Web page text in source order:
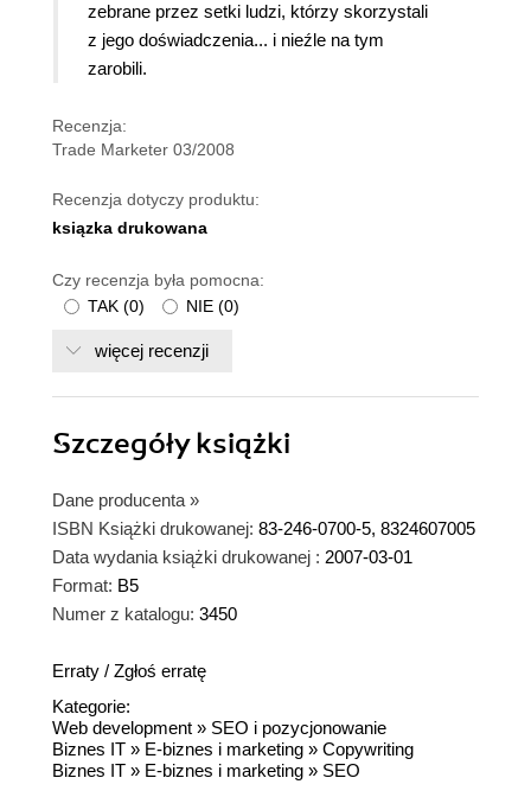
zebrane przez setki ludzi, którzy skorzystali
z jego doświadczenia... i nieźle na tym
zarobili.
Recenzja:
Trade Marketer 03/2008
Recenzja dotyczy produktu:
ksiązka drukowana
Czy recenzja była pomocna:
TAK (0) NIE (0)
więcej recenzji
Szczegółyksiążki
Dane producenta »
ISBN Książki drukowanej: 83-246-0700-5, 8324607005
Data wydania książki drukowanej : 2007-03-01
Format: B5
Numer z katalogu: 3450
Erraty / Zgłoś erratę
Kategorie:
Web development » SEO i pozycjonowanie
Biznes IT » E-biznes i marketing » Copywriting
Biznes IT » E-biznes i marketing » SEO